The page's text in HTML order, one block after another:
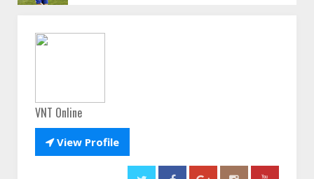
VNT Online
View Profile